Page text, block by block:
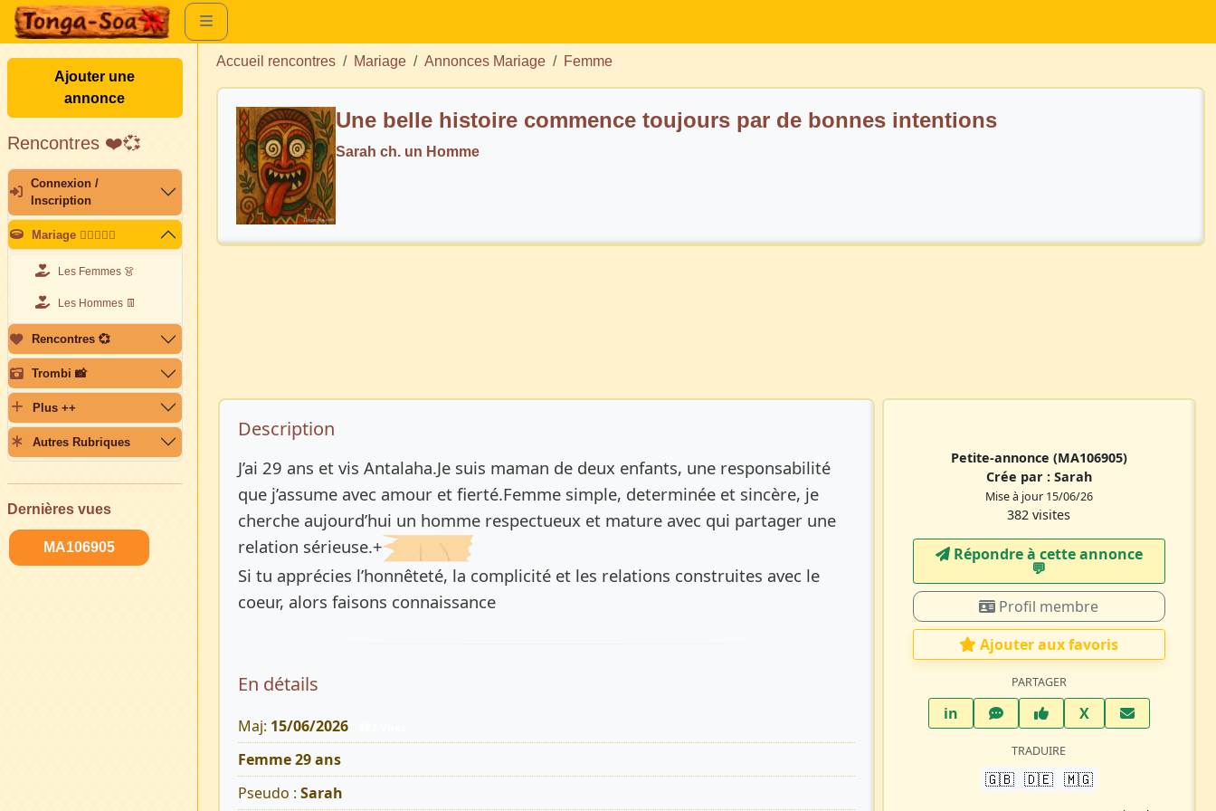
Ajouter une
annonce
Rencontres ❤️💞
Connexion /
Inscription
Mariage 👩🏽‍❤️‍👨🏽
Les Femmes 👗
Les Hommes 👖
Rencontres 💞
Trombi 📸
Plus ++
Autres Rubriques
Dernières vues
MA106905
Accueil rencontres Mariage Annonces Mariage Femme
Une belle histoire commence toujours par de bonnes intentions
Sarah ch. un Homme
Description de l’annonce
Description
J’ai 29 ans et vis Antalaha.Je suis maman de deux enfants, une responsabilité
que j’assume avec amour et fierté.Femme simple, determinée et sincère, je
cherche aujourd’hui un homme respectueux et mature avec qui partager une
relation sérieuse.+
Si tu apprécies l’honnêteté, la complicité et les relations construites avec le
coeur, alors faisons connaissance
En détails
Maj: 15/06/2026
Femme 29 ans
Pseudo : Sarah
Petite-annonce (MA106905)
Crée par : Sarah
Mise à jour 15/06/26
382 visites
Répondre à cette annonce
💬​
Profil membre
Ajouter aux favoris
PARTAGER
inLinkedInWhatsAppFacebook
XTwitter X
TRADUIRE
🇬🇧 🇩🇪 🇲🇬